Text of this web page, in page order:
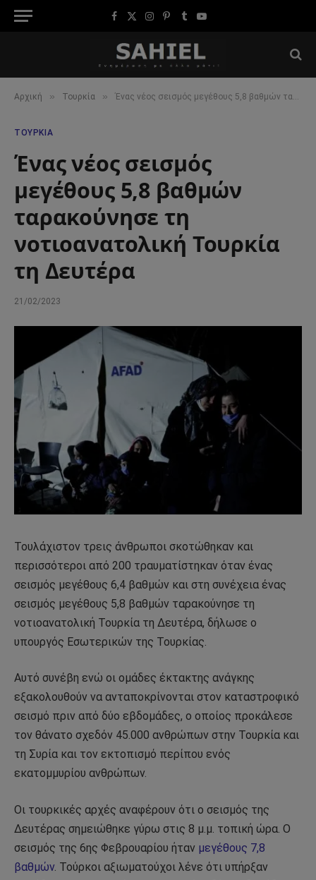
Facebook
X
Instagram
Pinterest
TumblrYouTube
Αρχική » Τουρκία » Ένας νέος σεισμός μεγέθους 5,8 βαθμών ταρακούνησε τη νοτιοανατολική Τουρκία τη Δευτέρα
ΤΟΥΡΚΊΑ
Ένας νέος σεισμός
μεγέθους 5,8 βαθμών
ταρακούνησε τη
νοτιοανατολική Τουρκία
τη Δευτέρα
21/02/2023
Τουλάχιστον τρεις άνθρωποι σκοτώθηκαν και
περισσότεροι από 200 τραυματίστηκαν όταν ένας
σεισμός μεγέθους 6,4 βαθμών και στη συνέχεια ένας
σεισμός μεγέθους 5,8 βαθμών ταρακούνησε τη
νοτιοανατολική Τουρκία τη Δευτέρα, δήλωσε ο
υπουργός Εσωτερικών της Τουρκίας.
Αυτό συνέβη ενώ οι ομάδες έκτακτης ανάγκης
εξακολουθούν να ανταποκρίνονται στον καταστροφικό
σεισμό πριν από δύο εβδομάδες, ο οποίος προκάλεσε
τον θάνατο σχεδόν 45.000 ανθρώπων στην Τουρκία και
τη Συρία και τον εκτοπισμό περίπου ενός
εκατομμυρίου ανθρώπων.
Οι τουρκικές αρχές αναφέρουν ότι ο σεισμός της
Δευτέρας σημειώθηκε γύρω στις 8 μ.μ. τοπική ώρα. Ο
σεισμός της 6ης Φεβρουαρίου ήταν μεγέθους 7,8
βαθμών. Τούρκοι αξιωματούχοι λένε ότι υπήρξαν